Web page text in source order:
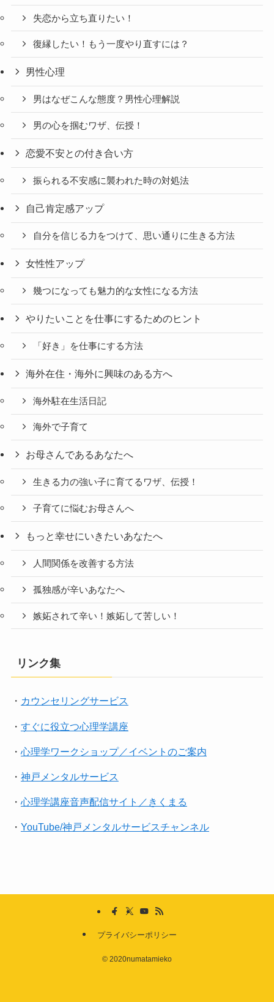
失恋から立ち直りたい！
復縁したい！もう一度やり直すには？
男性心理
男はなぜこんな態度？男性心理解説
男の心を掴むワザ、伝授！
恋愛不安との付き合い方
振られる不安感に襲われた時の対処法
自己肯定感アップ
自分を信じる力をつけて、思い通りに生きる方法
女性性アップ
幾つになっても魅力的な女性になる方法
やりたいことを仕事にするためのヒント
「好き」を仕事にする方法
海外在住・海外に興味のある方へ
海外駐在生活日記
海外で子育て
お母さんであるあなたへ
生きる力の強い子に育てるワザ、伝授！
子育てに悩むお母さんへ
もっと幸せにいきたいあなたへ
人間関係を改善する方法
孤独感が辛いあなたへ
嫉妬されて辛い！嫉妬して苦しい！
リンク集
・ カウンセリングサービス
・ すぐに役立つ心理学講座
・ 心理学ワークショップ／イベントのご案内
・ 神戸メンタルサービス
・ 心理学講座音声配信サイト／きくまる
・ YouTube/神戸メンタルサービスチャンネル
プライバシーポリシー
© 2020numatamieko